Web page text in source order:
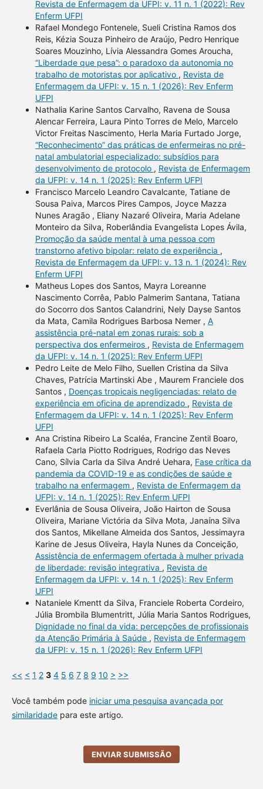
Revista de Enfermagem da UFPI: v. 11 n. 1 (2022): Rev
Enferm UFPI
Rafael Mondego Fontenele, Sueli Cristina Ramos dos
Reis, Kézia Souza Pinheiro de Araújo, Pedro Henrique
Soares Mouzinho, Lívia Alessandra Gomes Aroucha,
“Liberdade que pesa”: o paradoxo da autonomia no
trabalho de motoristas por aplicativo , Revista de
Enfermagem da UFPI: v. 15 n. 1 (2026): Rev Enferm
UFPI
Nathalia Karine Santos Carvalho, Ravena de Sousa
Alencar Ferreira, Laura Pinto Torres de Melo, Marcelo
Victor Freitas Nascimento, Herla Maria Furtado Jorge,
“Reconhecimento” das práticas de enfermeiras no pré-
natal ambulatorial especializado: subsídios para
desenvolvimento de protocolo , Revista de Enfermagem
da UFPI: v. 14 n. 1 (2025): Rev Enferm UFPI
Francisco Marcelo Leandro Cavalcante, Tatiane de
Sousa Paiva, Marcos Pires Campos, Joyce Mazza
Nunes Aragão , Eliany Nazaré Oliveira, Maria Adelane
Monteiro da Silva, Roberlândia Evangelista Lopes Ávila,
Promoção da saúde mental à uma pessoa com
transtorno afetivo bipolar: relato de experiência ,
Revista de Enfermagem da UFPI: v. 13 n. 1 (2024): Rev
Enferm UFPI
Matheus Lopes dos Santos, Mayra Loreanne
Nascimento Corrêa, Pablo Palmerim Santana, Tatiana
do Socorro dos Santos Calandrini, Nely Dayse Santos
da Mata, Camila Rodrigues Barbosa Nemer , A
assistência pré-natal em zonas rurais: sob a
perspectiva dos enfermeiros , Revista de Enfermagem
da UFPI: v. 14 n. 1 (2025): Rev Enferm UFPI
Pedro Leite de Melo Filho, Suellen Cristina da Silva
Chaves, Patrícia Martinski Abe , Maurem Franciele dos
Santos , Doenças tropicais negligenciadas: relato de
experiência em oficina de aprendizado , Revista de
Enfermagem da UFPI: v. 14 n. 1 (2025): Rev Enferm
UFPI
Ana Cristina Ribeiro La Scaléa, Francine Zentil Boaro,
Rafaela Carla Piotto Rodrigues, Rodrigo das Neves
Cano, Sílvia Carla da Silva André Uehara, Fase crítica da
pandemia da COVID-19 e as condições de saúde e
trabalho na enfermagem , Revista de Enfermagem da
UFPI: v. 14 n. 1 (2025): Rev Enferm UFPI
Everlânia de Sousa Oliveira, João Hairton de Sousa
Oliveira, Mariane Victória da Silva Mota, Janaína Silva
dos Santos, Mikellane Almeida dos Santos, Jessimayra
Karine de Jesus Oliveira, Hayla Nunes da Conceição,
Assistência de enfermagem ofertada à mulher privada
de liberdade: revisão integrativa , Revista de
Enfermagem da UFPI: v. 14 n. 1 (2025): Rev Enferm
UFPI
Nataniele Kmentt da Silva, Franciele Roberta Cordeiro,
Júlia Brombila Blumentritt, Júlia Maria Santos Rodrigues,
Dignidade no final da vida: percepções de profissionais
da Atenção Primária à Saúde , Revista de Enfermagem
da UFPI: v. 15 n. 1 (2026): Rev Enferm UFPI
<< < 1 2 3 4 5 6 7 8 9 10 > >>
Você também pode iniciar uma pesquisa avançada por
similaridadepara este artigo.
ENVIAR SUBMISSÃO